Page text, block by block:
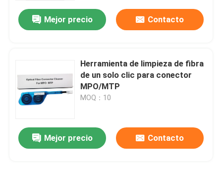
Mejor precio Contacto
Herramienta de limpieza de fibra
de un solo clic para conector
MPO/MTP
MOQ：10
Mejor precio Contacto